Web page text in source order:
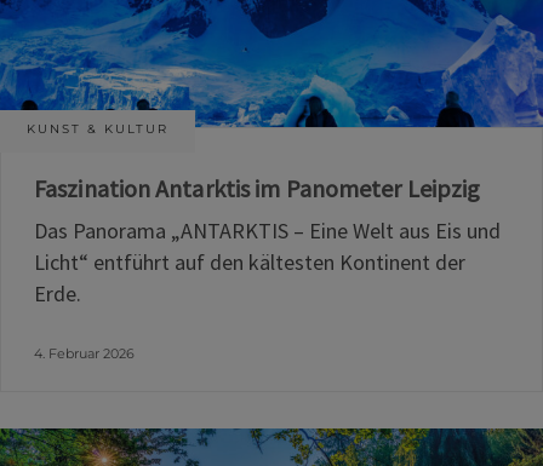
KUNST & KULTUR
Faszination Antarktis im Panometer Leipzig
Das Panorama „ANTARKTIS – Eine Welt aus Eis und
Licht“ entführt auf den kältesten Kontinent der
Erde.
4. Februar 2026